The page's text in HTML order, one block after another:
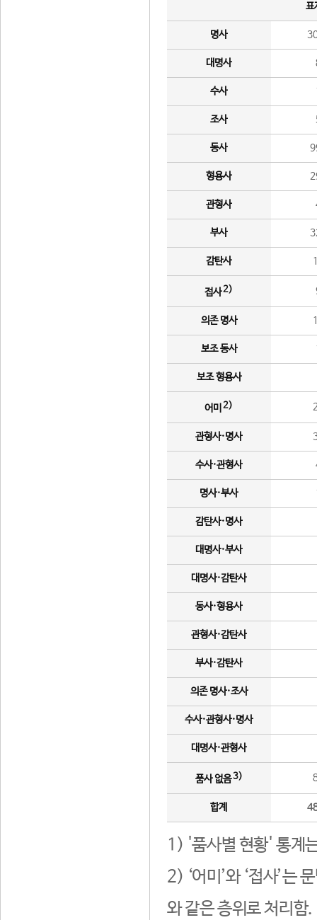
표
명사
대명사
수사
조사
동사
형용사
관형사
부사
감탄사
접사2)
의존 명사
보조 동사
보조 형용사
어미 2)
관형사·명사
수사·관형사
명사·부사
감탄사·명사
대명사·부사
대명사·감탄사
동사·형용사
관형사·감탄사
부사·감탄사
의존 명사·조사
수사·관형사·명사
대명사·관형사
품사 없음3)
합계
1) '품사별 현황' 통계
2) ‘어미’와 ‘접사’는
와 같은 층위로 처리함.